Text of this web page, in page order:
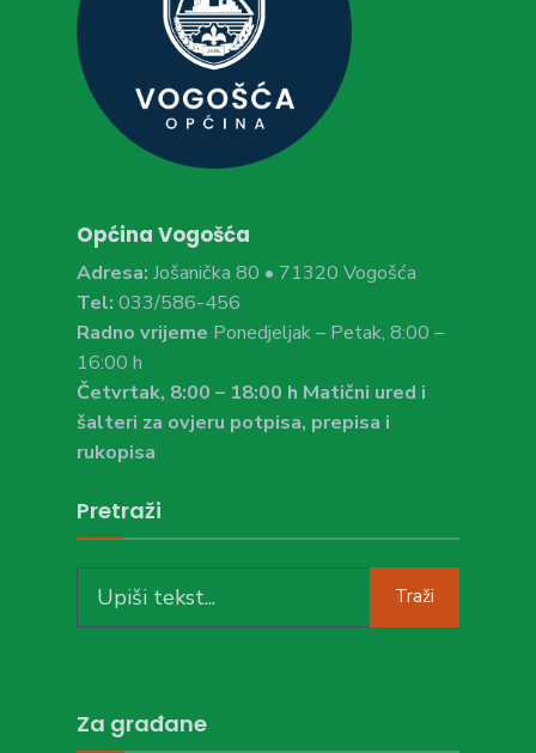
Općina Vogošća
Adresa: Jošanička 80 • 71320 Vogošća
Tel: 033/586-456
Radno vrijeme Ponedjeljak – Petak, 8:00 –
16:00 h
Četvrtak, 8:00 – 18:00 h Matični ured i
šalteri za ovjeru potpisa, prepisa i
rukopisa
Pretraži
for:
Traži
Za građane